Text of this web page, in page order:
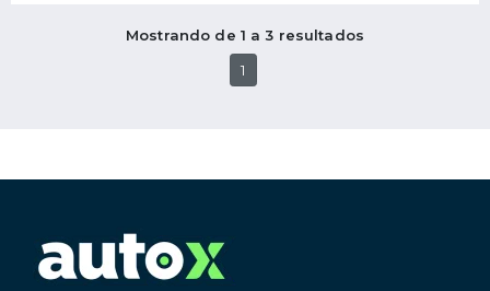
Mostrando de 1 a 3 resultados
1